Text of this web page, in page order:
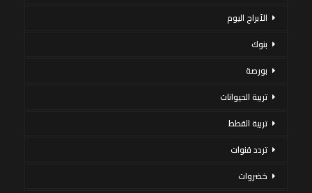
الأبراج اليوم
بنوك
بورصة
تربية الحيوانات
تربية القطط
تردد قنوات
خضروات